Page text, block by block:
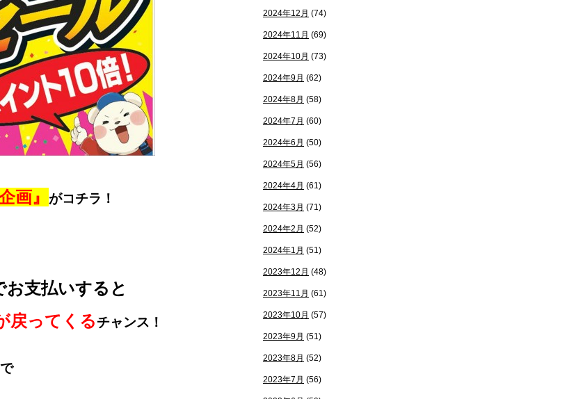
画』 がコチラ！
支払いすると
戻ってくるチャンス！
2024年12月 (74)
2024年11月 (69)
2024年10月 (73)
2024年9月 (62)
2024年8月 (58)
2024年7月 (60)
2024年6月 (50)
2024年5月 (56)
2024年4月 (61)
2024年3月 (71)
2024年2月 (52)
2024年1月 (51)
2023年12月 (48)
2023年11月 (61)
2023年10月 (57)
2023年9月 (51)
2023年8月 (52)
2023年7月 (56)